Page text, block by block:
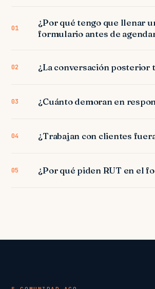
01
¿Por qué tengo que llenar
formulario antes de
02 ¿La conversación posterior
03 ¿Cuánto demoran en
04 ¿Trabajan con clientes
05 ¿Por qué piden RUT en el